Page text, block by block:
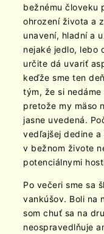
bežnému človeku
ohrození života a
unavení, hladní a
nejaké jedlo, lebo
určite dá uvariť
keďže sme ten
tým, že si
pretože my mäso
jasne uvedená.
vedľajšej dedine a
v bežnom živote
potenciálnymi
Po večeri sme sa
vankúšov. Boli na
som chuť sa na
neospravedlňuje